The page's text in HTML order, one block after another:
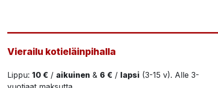
Vierailu kotieläinpihalla
Lippu: 10 € / aikuinen & 6 € / lapsi (3-15 v). Alle 3-